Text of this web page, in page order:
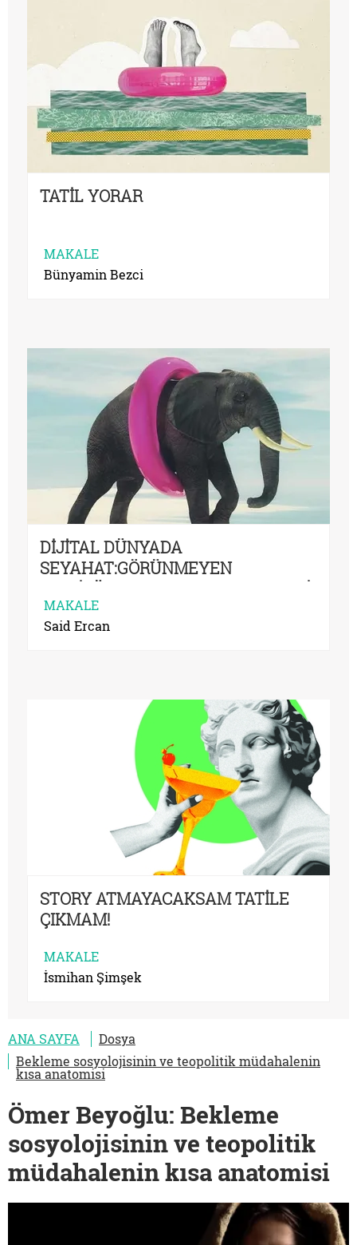
TATİL YORAR
MAKALE
Bünyamin Bezci
DİJİTAL DÜNYADA
SEYAHAT:GÖRÜNMEYEN
HAKİKAT
MAKALE
Said Ercan
STORY ATMAYACAKSAM TATİLE
ÇIKMAM!
MAKALE
İsmihan Şimşek
ANA SAYFA
Dosya
Bekleme sosyolojisinin ve teopolitik müdahalenin
kısa anatomisi
Ömer Beyoğlu: Bekleme
sosyolojisinin ve teopolitik
müdahalenin kısa anatomisi